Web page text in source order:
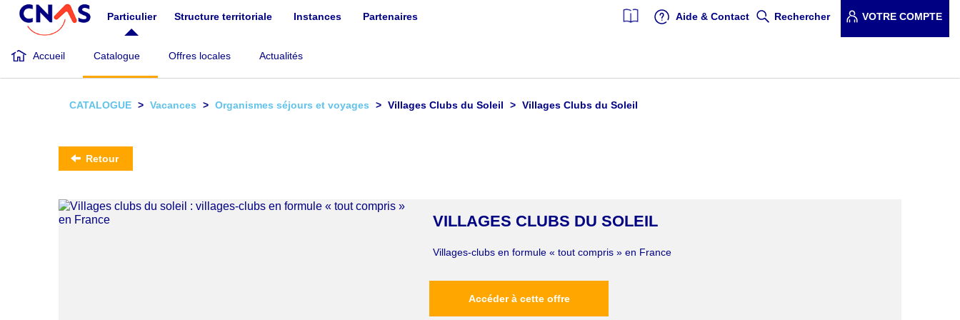
Aller
contenu
principal
Particulier Structure territoriale Instances Partenaires Aide & Contact Rechercher VOTRE COMPTE
Accueil Catalogue Offres locales Actualités
CATALOGUE Vacances Organismes séjours et voyages Villages Clubs du Soleil Villages Clubs du Soleil
Retour
VILLAGES CLUBS DU SOLEIL
Villages-clubs en formule « tout compris » en France
Accéder à cette offre